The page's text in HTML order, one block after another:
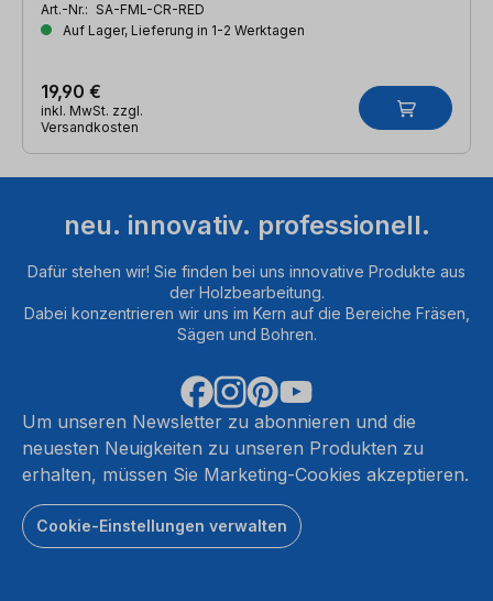
Art.-Nr.: SA-FML-CR-RED
Auf Lager, Lieferung in 1-2 Werktagen
19,90 €
inkl. MwSt. zzgl.
Versandkosten
neu. innovativ. professionell.
Dafür stehen wir! Sie finden bei uns innovative Produkte aus
der Holzbearbeitung.
Dabei konzentrieren wir uns im Kern auf die Bereiche Fräsen,
Sägen und Bohren.
Um unseren Newsletter zu abonnieren und die
neuesten Neuigkeiten zu unseren Produkten zu
erhalten, müssen Sie Marketing-Cookies akzeptieren.
Cookie-Einstellungen verwalten